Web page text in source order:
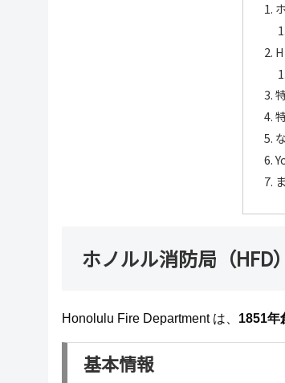
ホノルル消防局（HFD
Honolulu Fire Departmentは、 1851年
基本情報